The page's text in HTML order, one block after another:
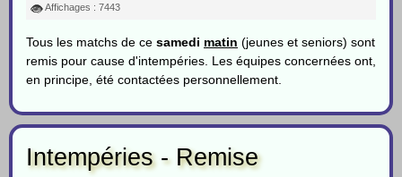
Affichages : 7443
Tous les matchs de ce samedi matin (jeunes et seniors) sont
remis pour cause d'intempéries. Les équipes concernées ont,
en principe, été contactées personnellement.
Intempéries - Remise